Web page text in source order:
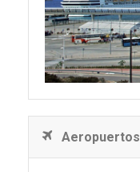
Aeropuertos